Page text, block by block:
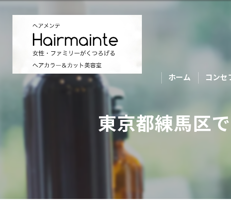
ホーム コンセ
東京都練馬区